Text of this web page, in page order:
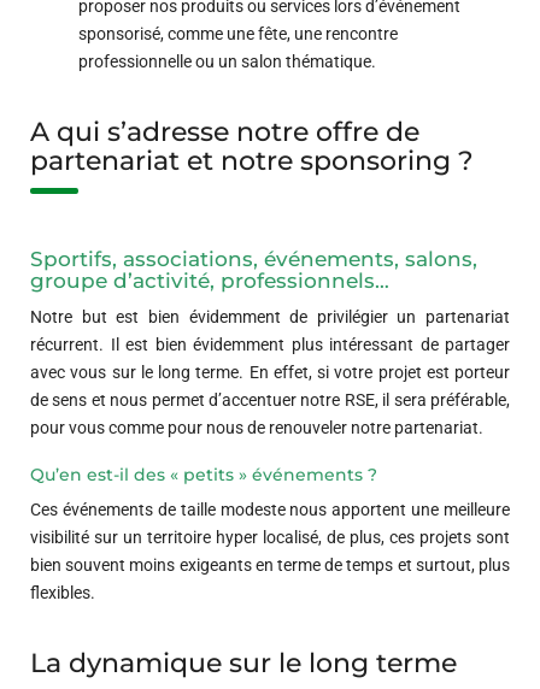
proposer nos produits ou services lors d’événement
sponsorisé, comme une fête, une rencontre
professionnelle ou un salon thématique.
A qui s’adresse notre offre de
partenariat et notre sponsoring ?
Sportifs, associations, événements, salons,
groupe d’activité, professionnels…
Notre but est bien évidemment de privilégier un partenariat
récurrent. Il est bien évidemment plus intéressant de partager
avec vous sur le long terme. En effet, si votre projet est porteur
de sens et nous permet d’accentuer notre RSE, il sera préférable,
pour vous comme pour nous de renouveler notre partenariat.
Qu’en est-il des « petits » événements ?
Ces événements de taille modeste nous apportent une meilleure
visibilité sur un territoire hyper localisé, de plus, ces projets sont
bien souvent moins exigeants en terme de temps et surtout, plus
flexibles.
La dynamique sur le long terme